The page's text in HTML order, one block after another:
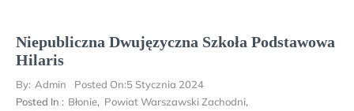
Niepubliczna Dwujęzyczna Szkoła Podstawowa
Hilaris
By: Admin Posted On:5 Stycznia 2024
Posted In : Błonie, Powiat Warszawski Zachodni,